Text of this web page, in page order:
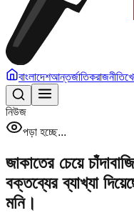
বাংলাদেশআন্তর্জাতিকরাজনীতি
নিউজ
পড়া হচ্ছে...
জাকাতের চেয়ে
বক্তব্যের ব্যাখ্যা
মনি।